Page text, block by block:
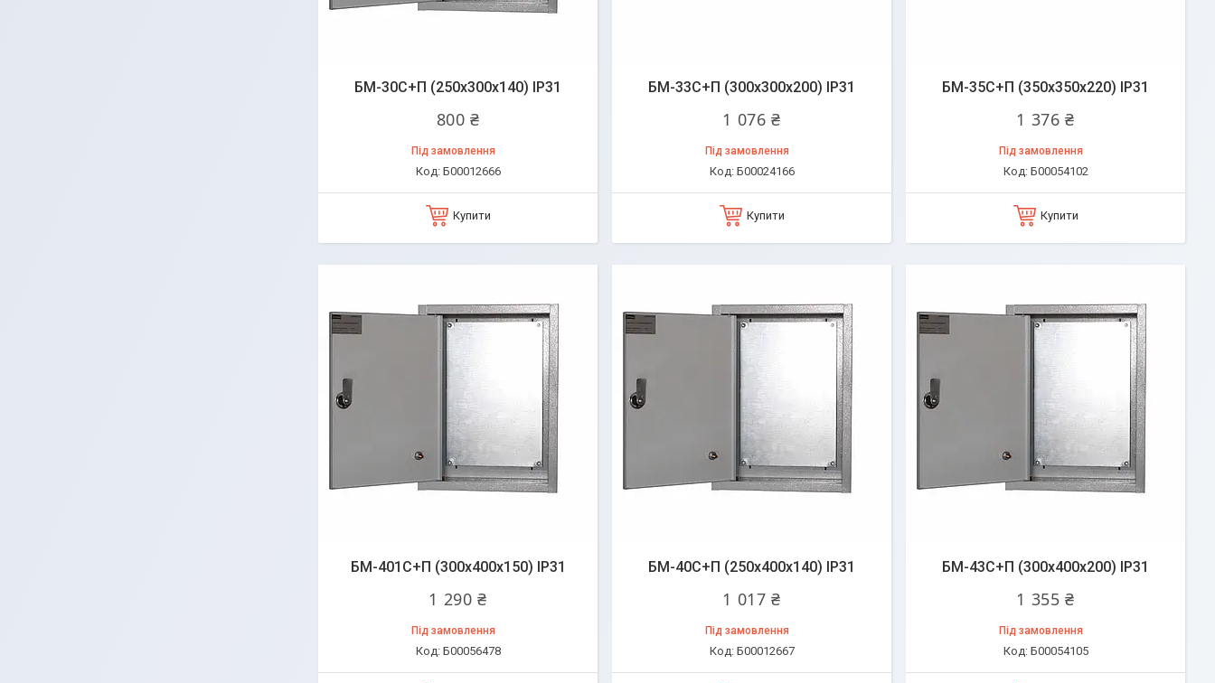
БМ-30C+П (250х300х140) IP31
800 ₴
Під замовлення
Б00012666
Купити
БМ-33C+П (300х300х200) IP31
1 076 ₴
Під замовлення
Б00024166
Купити
БМ-35C+П (350х350х220) IP31
1 376 ₴
Під замовлення
Б00054102
Купити
БМ-401C+П (300х400х150) IP31
1 290 ₴
Під замовлення
Б00056478
БМ-40C+П (250х400х140) IP31
1 017 ₴
Під замовлення
Б00012667
БМ-43C+П (300х400х200) IP31
1 355 ₴
Під замовлення
Б00054105